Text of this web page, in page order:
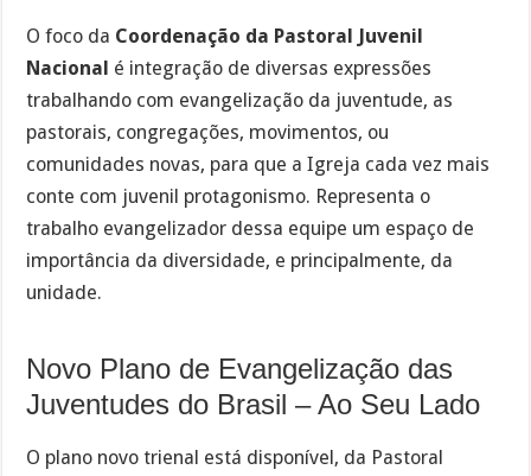
O foco da Coordenação da Pastoral Juvenil
Nacional é integração de diversas expressões
trabalhando com evangelização da juventude, as
pastorais, congregações, movimentos, ou
comunidades novas, para que a Igreja cada vez mais
conte com juvenil protagonismo. Representa o
trabalho evangelizador dessa equipe um espaço de
importância da diversidade, e principalmente, da
unidade.
Novo Plano de Evangelização das
Juventudes do Brasil – Ao Seu Lado
O plano novo trienal está disponível, da Pastoral